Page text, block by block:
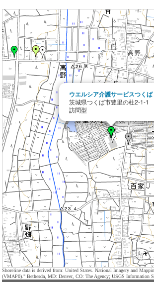
ウエルシア介護サービスつくば
茨城県つくば市豊里の杜2-1-1
訪問型
Shoreline data is derived from: United States. National Imagery and
(VMAP0)." Bethesda, MD: Denver, CO: The Agency; USGS Information